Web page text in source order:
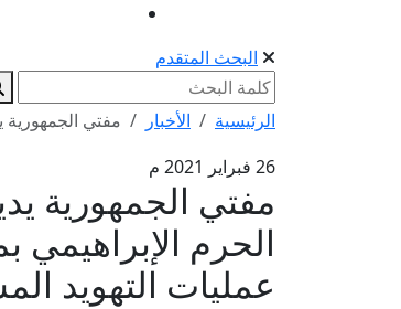
البحث المتقدم
الرئيسية الأخبار
مفتي الجمهورية
26 فبراير 2021 م
مفتي الجمهورية
الحرم
عمليات التهويد